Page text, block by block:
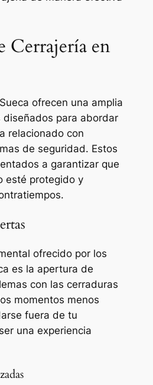
Cerrajería en
ofrecen una amplia
diseñados para abordar
relacionado con
de seguridad. Estos
a garantizar que
esté protegido y
ofrecido por los
es la apertura de
con las cerraduras
momentos menos
fuera de tu
una experiencia